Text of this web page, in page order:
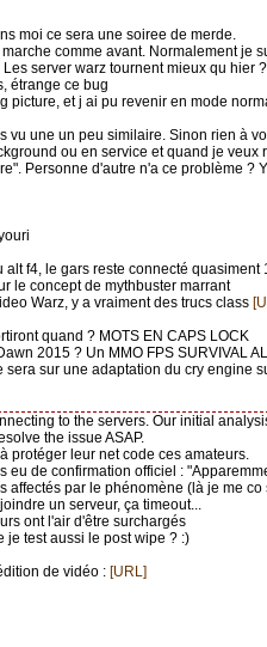
moi ce sera une soiree de merde.
comme avant. Normalement je
server warz tournent mieux qu hier ?
étrange ce bug
picture, et j ai pu revenir en mode
vu une un peu similaire. Sinon rien à
ou en service et quand je veux
Personne d'autre n'a ce problème ?
alt f4, le gars reste connecté
le concept de mythbuster marrant
Warz, y a vraiment des trucs class
quand ? MOTS EN CAPS LOCK
2015 ? Un MMO FPS SURVIVAL
sur une adaptation du cry engine
to the servers. Our initial
the issue ASAP.
protéger leur net code ces amateurs.
eu de confirmation officiel :
affectés par le phénomène (là je me
un serveur, ça timeout...
ont l'air d'être surchargés
je test aussi le post wipe ? :)
de vidéo : [URL]